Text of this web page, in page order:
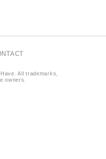
All trademarks,
owners.